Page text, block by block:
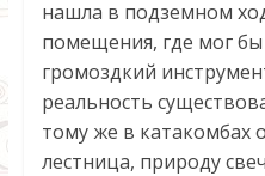
нашла в подземном
помещения, где мог бы
громоздкий
реальность
тому же в катакомбах
лестница, природу